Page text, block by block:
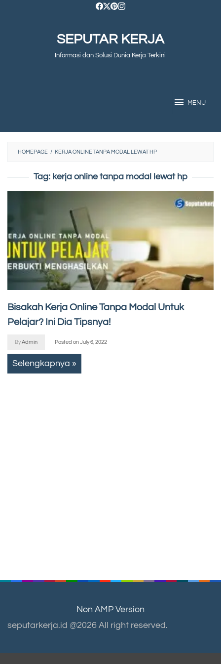
SEPUTAR KERJA
Informasi dan Solusi Dunia Kerja Terkini
MENU
HOMEPAGE / KERJA ONLINE TANPA MODAL LEWAT HP
Tag: kerja online tanpa modal lewat hp
Bisakah Kerja Online Tanpa Modal Untuk
Pelajar? Ini Dia Tipsnya!
ByAdmin Posted onJuly 6, 2022
Selengkapnya »
Non AMP Version
seputarkerja.id @2026 All right reserved.